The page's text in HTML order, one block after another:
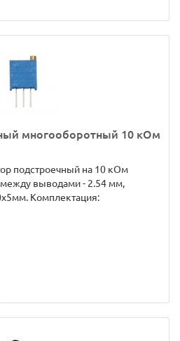
многооборотный 10 кОм
подстроечный на 10 кОм
выводами - 2.54 мм,
Комплектация: